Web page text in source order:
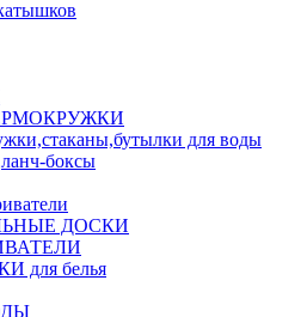
для воды
боксы
ДОСКИ
для белья